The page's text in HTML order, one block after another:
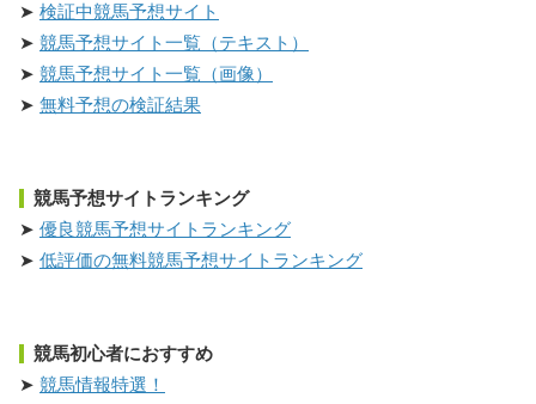
検証中競馬予想サイト
競馬予想サイト一覧（テキスト）
競馬予想サイト一覧（画像）
無料予想の検証結果
競馬予想サイトランキング
優良競馬予想サイトランキング
低評価の無料競馬予想サイトランキング
競馬初心者におすすめ
競馬情報特選！